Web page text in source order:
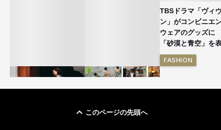
TBSドラマ「ヴィ
ン」がコンビニエ
ウェアのグッズ
「砂漠と青空」を
FASHION
このページの先頭へ